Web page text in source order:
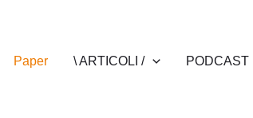
Paper \ ARTICOLI / PODCAST